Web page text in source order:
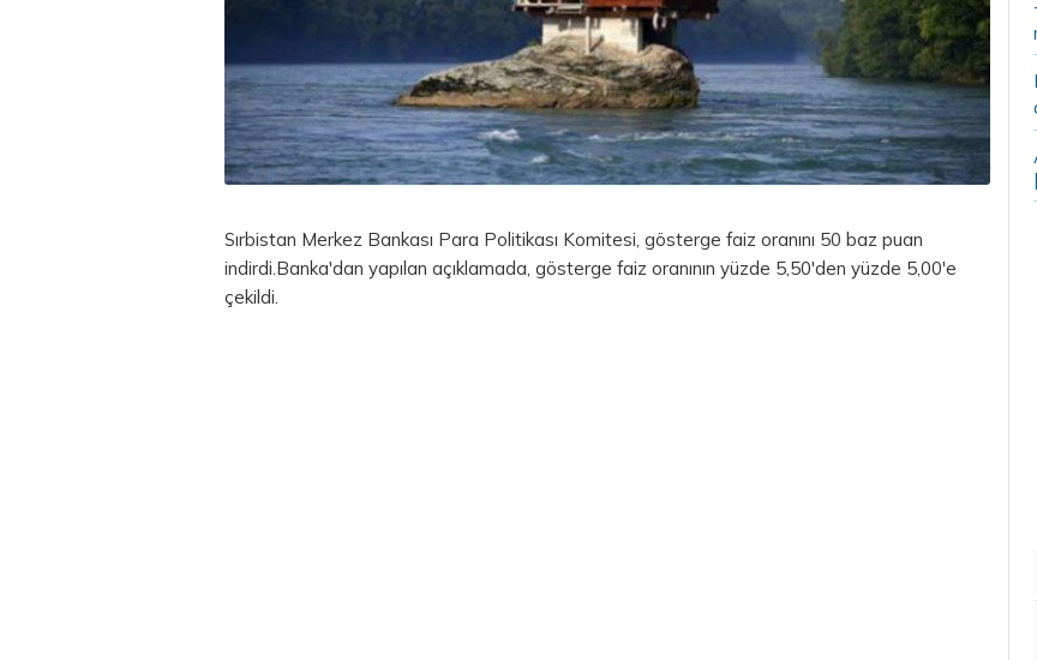
Sırbistan Merkez Bankası Para Politikası Komitesi, gösterge faiz oranını 50 baz puan
indirdi.Banka'dan yapılan açıklamada, gösterge faiz oranının yüzde 5,50'den yüzde 5,00'e
çekildi.